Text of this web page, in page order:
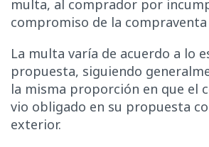
multa, al comprador por
compromiso de la
La multa varía de acuerdo a lo
propuesta, siguiendo
la misma proporción en que el
vio obligado en su propuesta
exterior.